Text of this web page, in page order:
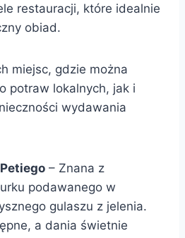
restauracji, które idealnie
obiad.
miejsc, gdzie można
potraw lokalnych, jak i
wydawania
– Znana z
podawanego w
gulaszu z jelenia.
a dania świetnie